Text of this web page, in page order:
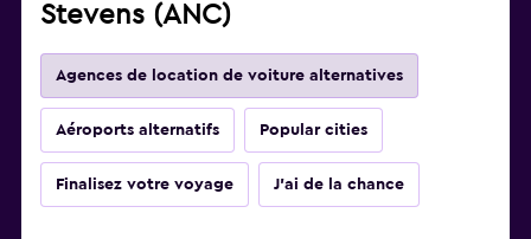
Stevens (ANC)
Agences de location de voiture alternatives
Aéroports alternatifs Popular cities
Finalisez votre voyage J'ai de la chance